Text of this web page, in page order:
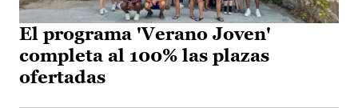
El programa 'Verano Joven'
completa al 100% las plazas
ofertadas